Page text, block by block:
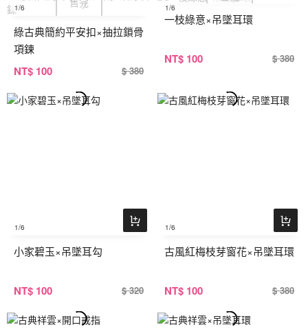
1/6
綠古典簡約平安扣×抽拉鎖骨
項鍊
NT$ 100 $ 380
1/6
一枝綠意×吊墜耳環
NT$ 100 $ 380
1/6
小家碧玉×吊墜耳勾
NT$ 100 $ 320
1/6
古風紅梅枝芽窗花×吊墜耳環
NT$ 100 $ 380